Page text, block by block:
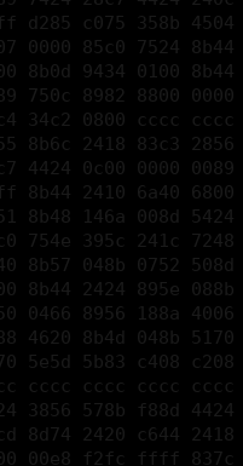
8b44 2424 895e
0466 8956 188a
4620 8b4d 048b
5e5d 5b83 c408
cccc cccc cccc
3856 578b f88d
8d74 2420 c644
0000 00e8 f2fc ffff
40e8 a2f2 ffff
ff85 c075 418b
54fd ffff 85c0